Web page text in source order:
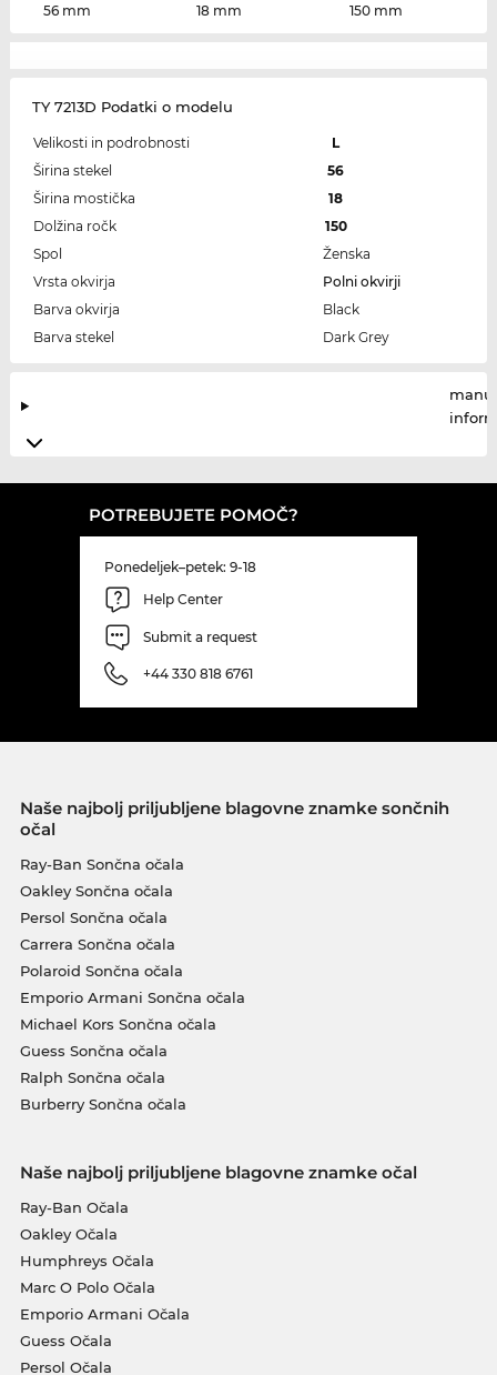
56 mm
18 mm
150 mm
TY 7213D Podatki o modelu
Velikosti in podrobnosti
L
Širina stekel
56
Širina mostička
18
Dolžina ročk
150
Spol
Ženska
Vrsta okvirja
Polni okvirji
Barva okvirja
Black
Barva stekel
Dark Grey
POTREBUJETE POMOČ?
Ponedeljek–petek: 9-18
Help Center
Submit a request
+44 330 818 6761
Naše najbolj priljubljene blagovne znamke sončnih
očal
Ray-Ban Sončna očala
Oakley Sončna očala
Persol Sončna očala
Carrera Sončna očala
Polaroid Sončna očala
Emporio Armani Sončna očala
Michael Kors Sončna očala
Guess Sončna očala
Ralph Sončna očala
Burberry Sončna očala
Naše najbolj priljubljene blagovne znamke očal
Ray-Ban Očala
Oakley Očala
Humphreys Očala
Marc O Polo Očala
Emporio Armani Očala
Guess Očala
Persol Očala